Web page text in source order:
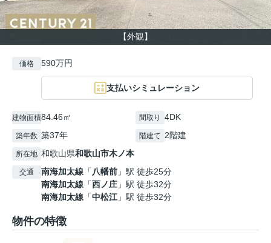
【外観】
価格 590万円
支払いシミュレーション
建物面積84.46㎡ 間取り 4DK
築年数 築37年 階建て 2階建
所在地 和歌山県和歌山市木ノ本
交通 南海加太線 「八幡前 」駅 徒歩25分
南海加太線 「西ノ庄 」駅 徒歩32分
南海加太線 「中松江」駅 徒歩32分
物件の特徴